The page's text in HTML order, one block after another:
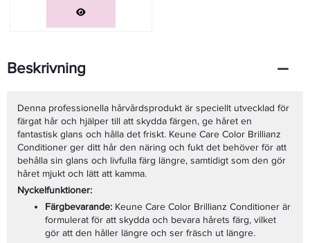
Beskrivning
Denna professionella hårvårdsprodukt är speciellt utvecklad för
färgat hår och hjälper till att skydda färgen, ge håret en
fantastisk glans och hålla det friskt. Keune Care Color Brillianz
Conditioner ger ditt hår den näring och fukt det behöver för att
behålla sin glans och livfulla färg längre, samtidigt som den gör
håret mjukt och lätt att kamma.
Nyckelfunktioner:
Färgbevarande: Keune Care Color Brillianz Conditioner är
formulerat för att skydda och bevara hårets färg, vilket
gör att den håller längre och ser fräsch ut längre.